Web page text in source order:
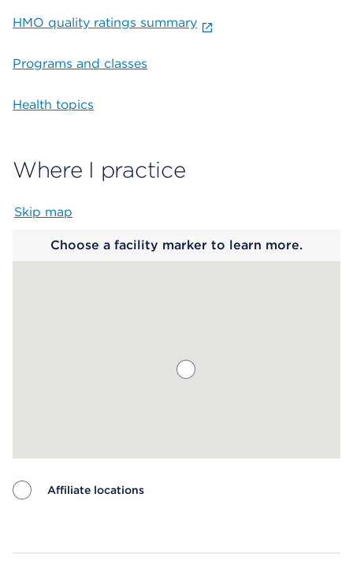
HMO quality ratings summary
Programs and classes
Health topics
Where I practice
Skip map
Choose a facility marker to learn more.
Affiliate locations